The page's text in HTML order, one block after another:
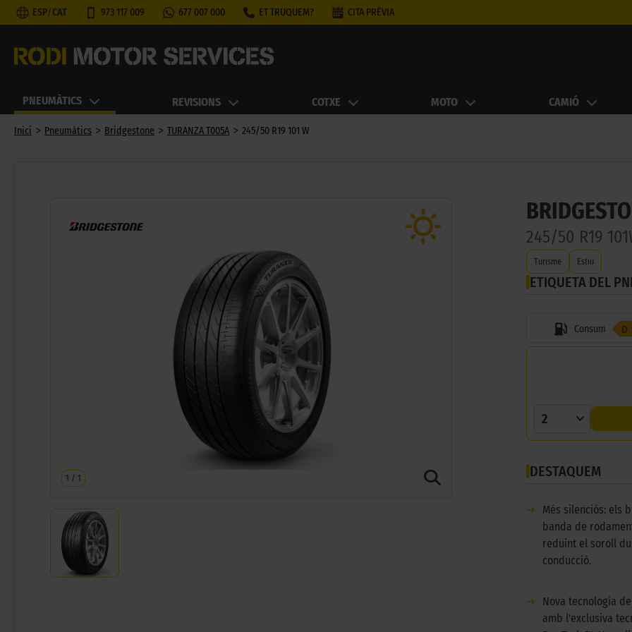
ESP/CAT 973 117 009 677 007 000 ET TRUQUEM? CITA PRÈVIA
PNEUMÀTICS REVISIONS COTXE MOTO CAMIÓ
Inici > Pneumàtics > Bridgestone > TURANZA T005A > 245/50 R19 101 W
1 / 1
245/50 R19
Turisme Estiu
ETIQUETA DEL
Consum D
2
DESTAQUEM
➜
Més silenciós: els
banda de
reduint el soroll
conducció.
➜
Nova tecnologia
amb l'exclusiva